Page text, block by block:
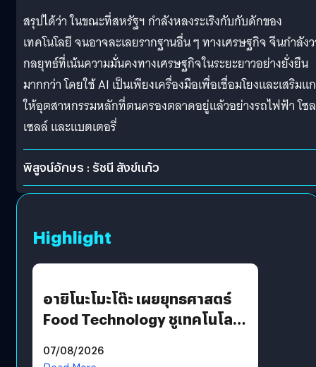
สรุปได้ว่า ในขณะที่สหรัฐฯ กำลังหลงระเริงกับกับดักของ
เทคโนโลยี จนอาจละเลยรากฐานอื่น ๆ ทางเศรษฐกิจ จีนกำลัง
กลยุทธ์ที่เน้นความมั่นคงทางเศรษฐกิจในระยะยาวอย่างยั่งยืน
มากกว่า โดยใช้ AI เป็นเพียงเครื่องมือเพื่อเชื่อมโยงและเสริมแ
ให้อุตสาหกรรมหลักที่ตนครองตลาดอยู่แล้วอย่างรถไฟฟ้า โซ
เซลล์ และแบตเตอรี่
พิสูจน์อักษร : รัชนี สังข์แก้ว
Highlight
อายิโนะโมะโต๊ะ เผยยุทธศาสตร์
Food Technology ชูเทคโนโลยี
บริโภคและ B2B
07/08/2026